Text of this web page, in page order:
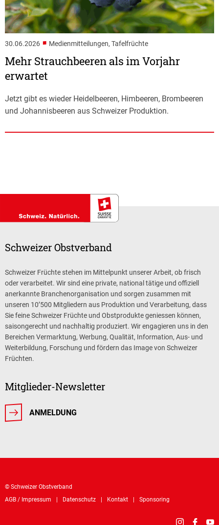
30.06.2026 ■ Medienmitteilungen, Tafelfrüchte
Mehr Strauchbeeren als im Vorjahr
erwartet
Jetzt gibt es wieder Heidelbeeren, Himbeeren, Brombeeren
und Johannisbeeren aus Schweizer Produktion.
Schweizer Obstverband
Schweizer Früchte stehen im Mittelpunkt unserer Arbeit, ob frisch
oder verarbeitet. Wir sind eine private, national tätige und offiziell
anerkannte Branchenorganisation und sorgen zusammen mit
unseren 10’500 Mitgliedern aus Produktion und Verarbeitung, dass
Sie feine Schweizer Früchte und Obstprodukte geniessen können,
saisongerecht und nachhaltig produziert. Wir engagieren uns in den
Bereichen Vermarktung, Werbung, Qualität, Information, Aus- und
Weiterbildung, Forschung und fördern das Image von Schweizer
Früchten.
Mitglieder-Newsletter
ANMELDUNG
© Schweizer Obstverband
AGB / Impressum
Datenschutz Kontakt Sponsoring